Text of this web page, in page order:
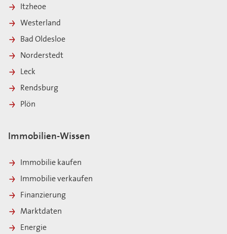
Itzheoe
Westerland
Bad Oldesloe
Norderstedt
Leck
Rendsburg
Plön
Immobilien-Wissen
Immobilie kaufen
Immobilie verkaufen
Finanzierung
Marktdaten
Energie